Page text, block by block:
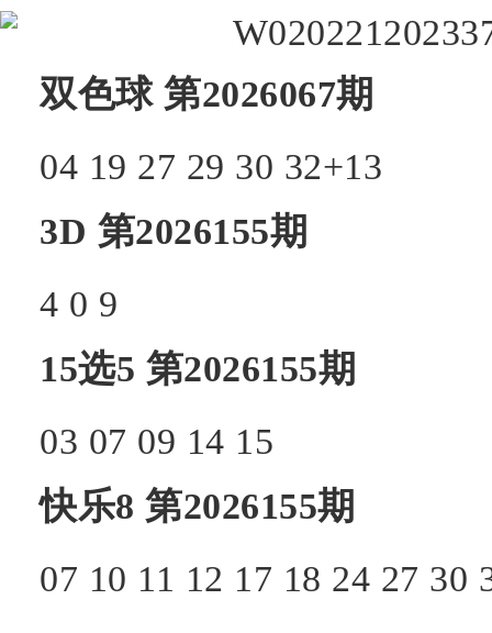
双色球 第2026067期
04 19 27 29 30 32+13
3D 第2026155期
4 0 9
15选5 第2026155期
03 07 09 14 15
快乐8 第2026155期
07 10 11 12 17 18 24 27 30